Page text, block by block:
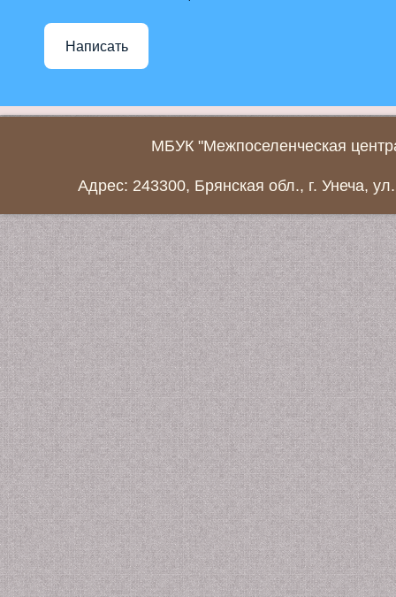
Написать
МБУК "Межпоселенческая
Адрес: 243300, Брянская обл., г. Унеча,